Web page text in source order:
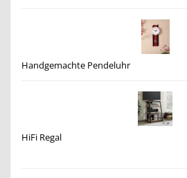
Handgemachte Pendeluhr
HiFi Regal